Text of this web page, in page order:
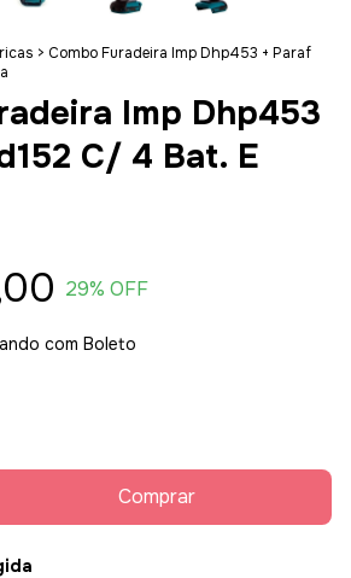
> Combo Furadeira Imp Dhp453 + Paraf
Imp Dhp453
C/ 4 Bat. E
29% OFF
com Boleto